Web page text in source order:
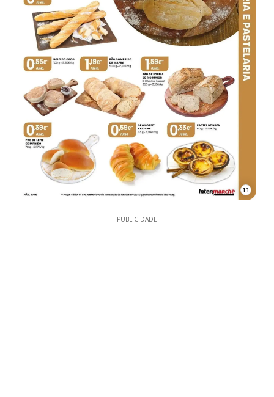
11
PUBLICIDADE